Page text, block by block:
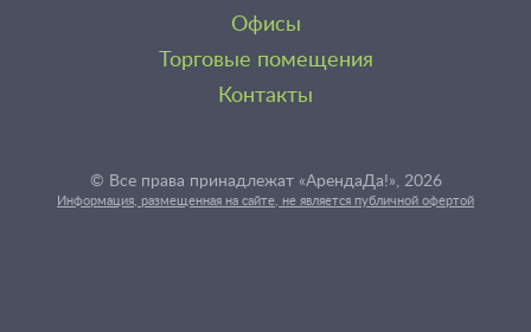
Офисы
Торговые помещения
Контакты
© Все права принадлежат «АрендаДа!», 2026
Информация, размещенная на сайте, не является публичной офертой